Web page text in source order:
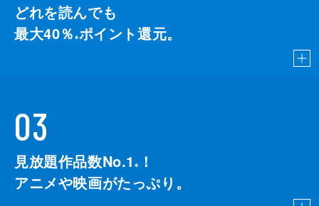
どれを読んでも
最大40％ ※ポイント還元。
03
見放題作品数No.1 ※
！
アニメや映画がたっぷり。